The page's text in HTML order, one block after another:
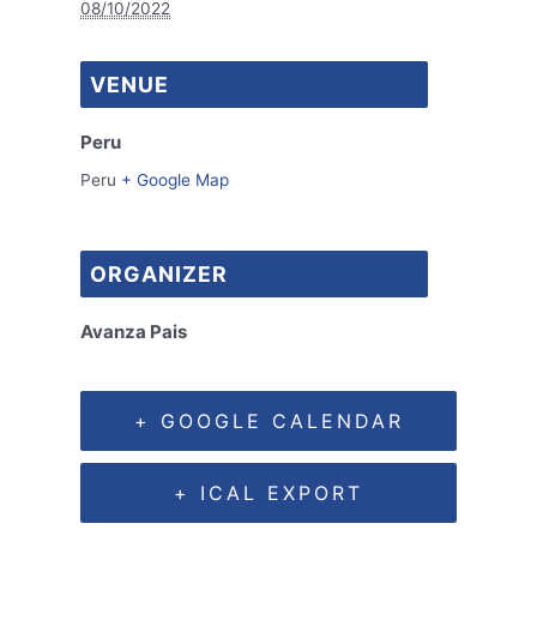
08/10/2022
VENUE
Peru
Peru + Google Map
ORGANIZER
Avanza Pais
+ GOOGLE CALENDAR
+ ICAL EXPORT